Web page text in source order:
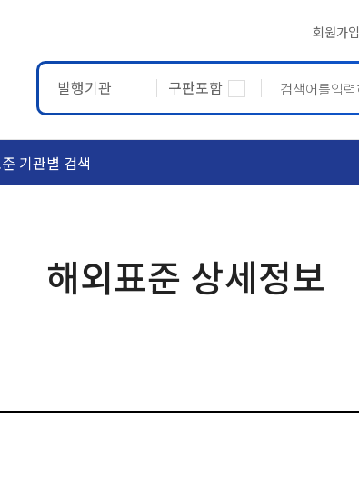
회원가입
발행기관 구판포함
기관별 검색
해외표준 상세정보